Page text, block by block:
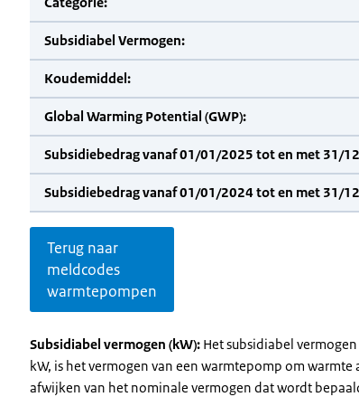
Subsidiabel Vermogen:
Koudemiddel:
Global Warming Potential (GWP):
Subsidiebedrag vanaf 01/01/2025 tot en met 31/
Subsidiebedrag vanaf 01/01/2024 tot en met 31/
Terug naar
meldcodes
warmtepompen
Subsidiabel vermogen (kW): Het subsidiabel
kW, is het vermogen van een warmtepomp om warmte
afwijken van het nominale vermogen dat wordt